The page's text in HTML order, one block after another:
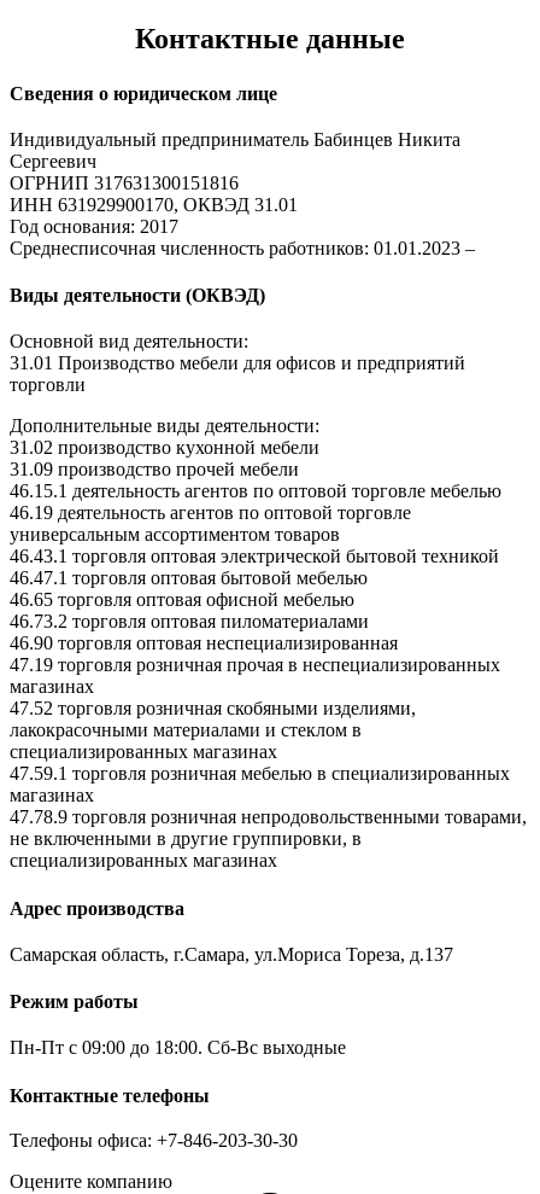
Контактные данные
Сведения о юридическом лице
Индивидуальный предприниматель Бабинцев Никита
Сергеевич
ОГРНИП 317631300151816
ИНН 631929900170, ОКВЭД 31.01
Год основания: 2017
Среднесписочная численность работников: 01.01.2023 –
Виды деятельности (ОКВЭД)
Основной вид деятельности:
31.01 Производство мебели для офисов и предприятий
торговли
Дополнительные виды деятельности:
31.02 производство кухонной мебели
31.09 производство прочей мебели
46.15.1 деятельность агентов по оптовой торговле мебелью
46.19 деятельность агентов по оптовой торговле
универсальным ассортиментом товаров
46.43.1 торговля оптовая электрической бытовой техникой
46.47.1 торговля оптовая бытовой мебелью
46.65 торговля оптовая офисной мебелью
46.73.2 торговля оптовая пиломатериалами
46.90 торговля оптовая неспециализированная
47.19 торговля розничная прочая в неспециализированных
магазинах
47.52 торговля розничная скобяными изделиями,
лакокрасочными материалами и стеклом в
специализированных магазинах
47.59.1 торговля розничная мебелью в специализированных
магазинах
47.78.9 торговля розничная непродовольственными товарами,
не включенными в другие группировки, в
специализированных магазинах
Адрес производства
Самарская область, г.Самара, ул.Мориса Тореза, д.137
Режим работы
Пн-Пт с 09:00 до 18:00. Сб-Вс выходные
Контактные телефоны
Телефоны офиса: +7-846-203-30-30
Оцените компанию